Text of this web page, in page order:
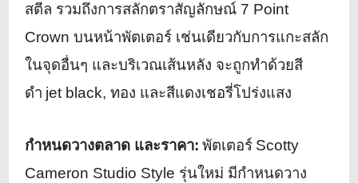
สตีล รวมถึงการสลักตราสัญลักษณ์ 7 Point
Crownบนหน้าพัตเตอร์ เช่นเดียวกับการแกะสลัก
ในจุดอื่นๆ และบริเวณเส้นหลัง จะถูกทำด้วยสี
ดำ jet black,ทอง และสีแดงเชอรี่โปร่งแสง
กำหนดวางตลาด และราคา: พัตเตอร์ Scotty
Cameron Studio Style รุ่นใหม่ มีกำหนดวาง